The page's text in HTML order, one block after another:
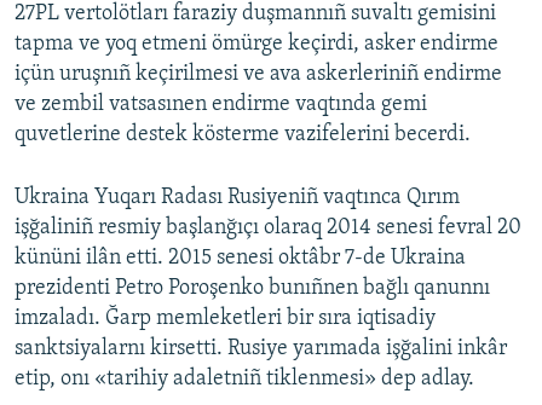
27PL vertolötları faraziy duşmannıñ suvaltı gemisini
tapma ve yoq etmeni ömürge keçirdi, asker endirme
içün uruşnıñ keçirilmesi ve ava askerleriniñ endirme
ve zembil vatsasınen endirme vaqtında gemi
quvetlerine destek kösterme vazifelerini becerdi.
Ukraina Yuqarı Radası Rusiyeniñ vaqtınca Qırım
işğaliniñ resmiy başlanğıçı olaraq 2014 senesi fevral 20
kününi ilân etti. 2015 senesi oktâbr 7-de Ukraina
prezidenti Petro Poroşenko bunıñnen bağlı qanunnı
imzaladı. Ğarp memleketleri bir sıra iqtisadiy
sanktsiyalarnı kirsetti. Rusiye yarımada işğalini inkâr
etip, onı «tarihiy adaletniñ tiklenmesi» dep adlay.